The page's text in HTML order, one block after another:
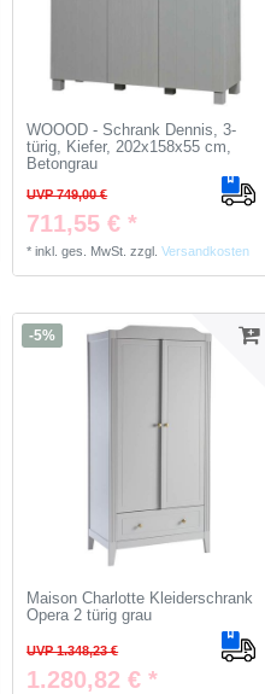
WOOOD - Schrank Dennis, 3-
türig, Kiefer, 202x158x55 cm,
Betongrau
UVP 749,00 €
711,55 € *
*inkl. ges. MwSt. zzgl.Versandkosten
-5%
Maison Charlotte Kleiderschrank
Opera 2 türig grau
UVP 1.348,23 €
1.280,82 € *